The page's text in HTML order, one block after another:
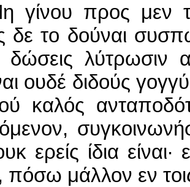
γίνου προς μεν
δε το δούναι
δώσεις λύτρωσιν
ουδέ διδούς
καλός
ερείς ίδια
πόσω μάλλον εν